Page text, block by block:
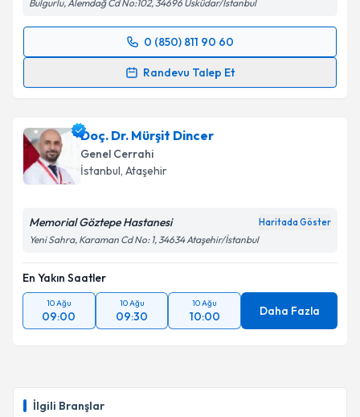
İlgili Branşlar
kapsamda işlenmesini kabul ediyorum.
Takvim Talebini Gönder
Bulgurlu, Alemdağ Cd No:102, 34696 Üsküdar/İstanbul
0 (850) 811 90 60
Randevu Talep Et
Randevu Takvimi Talebi
takvim hazırlandığında e-posta ile bilgilendireceğiz.
E-posta Adresiniz
Kişisel verilerimin işlenmesine ilişkinAydınlatma
Metni'ni okudum ve kişisel verilerimin belirtilen
kapsamda işlenmesini kabul ediyorum.
Takvim Talebini Gönder
Doç. Dr. Mürşit Dincer
Genel Cerrahi
İstanbul, Ataşehir
Memorial Göztepe Hastanesi Haritada Göster
Yeni Sahra, Karaman Cd No: 1, 34634 Ataşehir/İstanbul
En Yakın Saatler
10 Ağu
09:00
10 Ağu
09:30
10 Ağu
10:00 Daha Fazla